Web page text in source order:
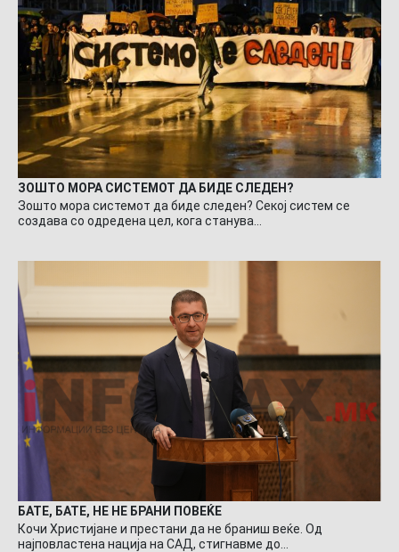
ЗОШТО МОРА СИСТЕМОТ ДА БИДЕ СЛЕДЕН?
Зошто мора системот да биде следен? Секој систем се
создава со одредена цел, кога станува…
БАТЕ, БАТЕ, НЕ НЕ БРАНИ ПОВЕЌЕ
Кочи Христијане и престани да не браниш веќе. Од
најповластена нација на САД, стигнавме до…